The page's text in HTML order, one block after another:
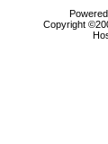
Copyright